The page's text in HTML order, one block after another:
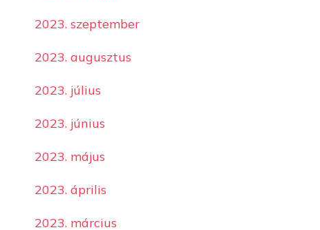
2023. szeptember
2023. augusztus
2023. július
2023. június
2023. május
2023. április
2023. március